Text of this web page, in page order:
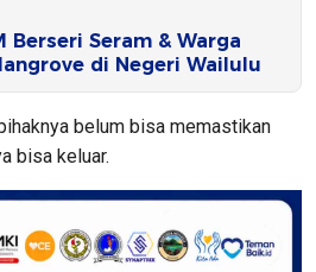
Berseri Seram & Warga
di Negeri Wailulu
belum bisa memastikan
bisa keluar.